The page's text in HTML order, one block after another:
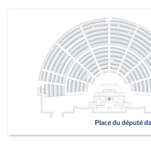
Place du député